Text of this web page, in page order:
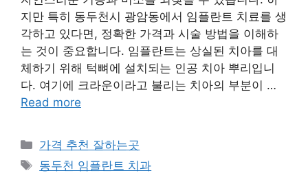
지만 특히 동두천시 광암동에서 임플란트 치료를 생
각하고 있다면, 정확한 가격과 시술 방법을 이해하
는 것이 중요합니다. 임플란트는 상실된 치아를 대
체하기 위해 턱뼈에 설치되는 인공 치아 뿌리입니
다. 여기에 크라운이라고 불리는 치아의 부분이 …
Read more
카
테
고
가격 추천 잘하는곳
태
동두천 임플란트 치과